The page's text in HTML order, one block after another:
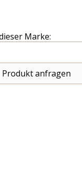
Marke:
Produkt anfragen